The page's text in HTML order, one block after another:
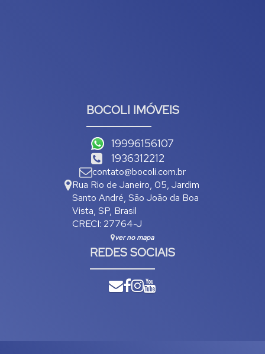
BOCOLI IMÓVEIS
19996156107
1936312212
contato@bocoli.com.br
Rua Rio de Janeiro, 05, Jardim
Santo André, São João da Boa
Vista, SP, Brasil
CRECI: 27764-J
ver no mapa
REDES SOCIAIS